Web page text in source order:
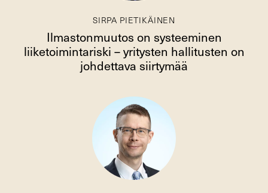
SIRPA PIETIKÄINEN
Ilmastonmuutos on systeeminen
liiketoimintariski – yritysten hallitusten on
johdettava siirtymää